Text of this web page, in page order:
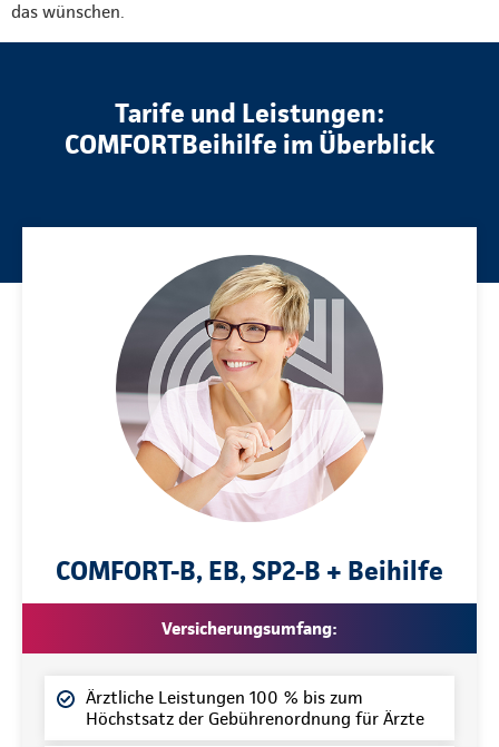
das wünschen.
Tarife und Leistungen:
COMFORTBeihilfe im Überblick
COMFORT-B, EB, SP2-B + Beihilfe
Versicherungsumfang:
Ärztliche Leistungen 100 % bis zum
Höchstsatz der Gebührenordnung für Ärzte